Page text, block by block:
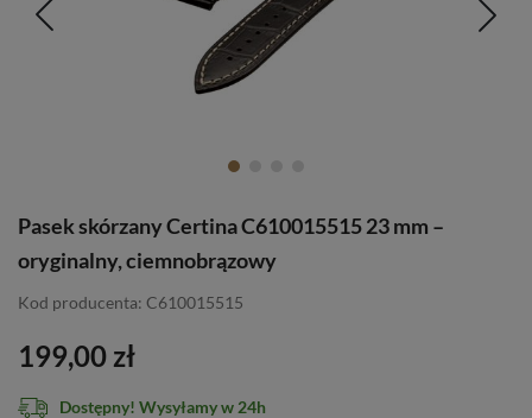
Pasek skórzany Certina C610015515 23 mm –
oryginalny, ciemnobrązowy
Kod producenta: C610015515
199,00 zł
Dostępny! Wysyłamy w 24h